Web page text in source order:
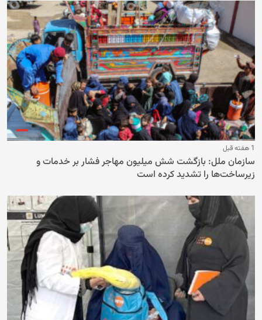
1 هفته قبل
سازمان ملل: بازگشت شش میلیون مهاجر فشار بر خدمات و
زیرساخت‌ها را تشدید کرده است